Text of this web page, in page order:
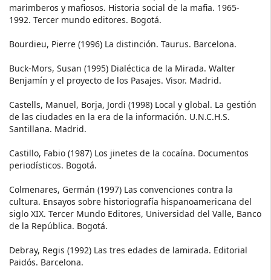
marimberos y mafiosos. Historia social de la mafia. 1965-
1992. Tercer mundo editores. Bogotá.
Bourdieu, Pierre (1996) La distinción. Taurus. Barcelona.
Buck-Mors, Susan (1995) Dialéctica de la Mirada. Walter
Benjamín y el proyecto de los Pasajes. Visor. Madrid.
Castells, Manuel, Borja, Jordi (1998) Local y global. La gestión
de las ciudades en la era de la información. U.N.C.H.S.
Santillana. Madrid.
Castillo, Fabio (1987) Los jinetes de la cocaína. Documentos
periodísticos. Bogotá.
Colmenares, Germán (1997) Las convenciones contra la
cultura. Ensayos sobre historiografía hispanoamericana del
siglo XIX. Tercer Mundo Editores, Universidad del Valle, Banco
de la República. Bogotá.
Debray, Regis (1992) Las tres edades de lamirada. Editorial
Paidós. Barcelona.